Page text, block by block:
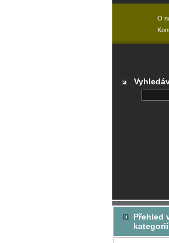
Přehled
kategorií
O